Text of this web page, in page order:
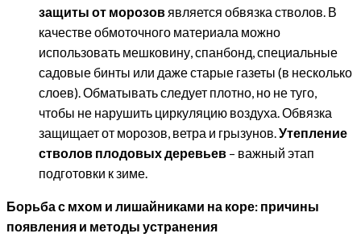
защиты от морозов является обвязка стволов. В
качестве обмоточного материала можно
использовать мешковину, спанбонд, специальные
садовые бинты или даже старые газеты (в несколько
слоев). Обматывать следует плотно, но не туго,
чтобы не нарушить циркуляцию воздуха. Обвязка
защищает от морозов, ветра и грызунов.Утепление
стволов плодовых деревьев – важный этап
подготовки к зиме.
Борьба с мхом и лишайниками на коре: причины
появления и методы устранения